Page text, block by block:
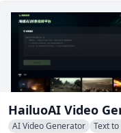
AI Video Generator
Text